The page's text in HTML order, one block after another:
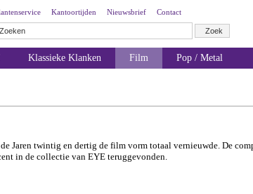
Kantoortijden Nieuwsbrief Contact
Klassieke Klanken Film Pop / Metal
Jaren twintig en dertig de film vorm totaal vernieuwde. De
in de collectie van EYE teruggevonden.